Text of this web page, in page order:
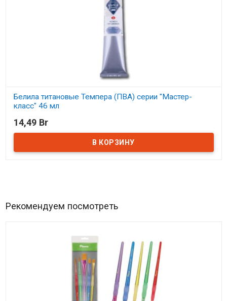
Белила титановые Темпера (ПВА) серии "Мастер-
класс" 46 мл
В наличии
14,49 Br
Рекомендуем посмотреть